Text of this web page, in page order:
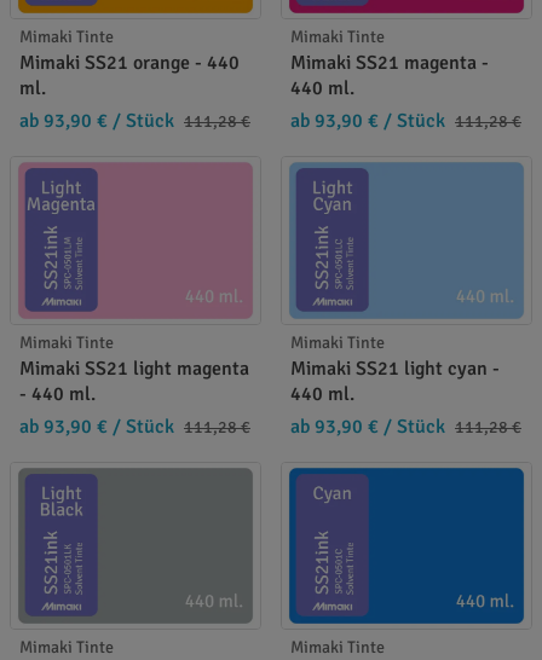
Mimaki Tinte
Mimaki SS21 orange - 440
ml.
ab 93,90 € / Stück 111,28 €
Mimaki Tinte
Mimaki SS21 magenta -
440 ml.
ab 93,90 € / Stück 111,28 €
Mimaki Tinte
Mimaki SS21 light magenta
- 440 ml.
ab 93,90 € / Stück 111,28 €
Mimaki Tinte
Mimaki SS21 light cyan -
440 ml.
ab 93,90 € / Stück 111,28 €
Mimaki Tinte Mimaki Tinte